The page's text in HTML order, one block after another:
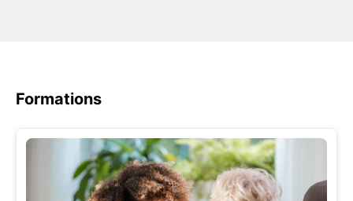
Formations